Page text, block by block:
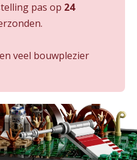
pas op 24
veel bouwplezier